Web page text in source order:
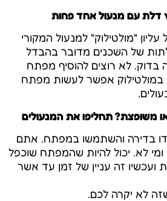
דלת עם מנעול אחד פחות
"מולטילוק" למנעול המקורי
של השכנים מדובר בהבדל
בדוק. לא רוצים להוסיף מפתח
במולטילוק אפשר לעשות מפתח
משופצת? תחליפו את המנעולים
בדירה והשתמשו במפתח. אתם
ומי לא. יכול להיות שהמפתח שוכפל
ועכשיו זה עניין של זמן עד אשר
לא יקרה לכם.